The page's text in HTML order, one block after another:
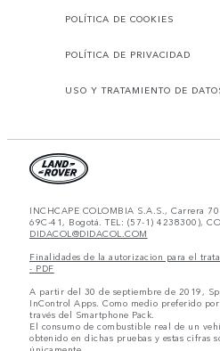
POLÍTICA DE COOKIES
POLÍTICA DE PRIVACIDAD
USO Y TRATAMIENTO DE
INCHCAPE COLOMBIA S.A.S., Carrera
69C-41, Bogotá. TEL: (57-1) 4238300),
DIDACOL@DIDACOL.COM
Finalidades de la autorizacion para el
- PDF
A partir del 30 de septiembre de 2019,
InControl Apps. Como medio preferido
través del Smartphone Pack.
El consumo de combustible real de un
obtenido en dichas pruebas y estas cifras